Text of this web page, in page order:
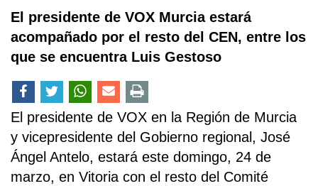
El presidente de VOX Murcia estará
acompañado por el resto del CEN, entre los
que se encuentra Luis Gestoso
El presidente de VOX en la Región de Murcia
y vicepresidente del Gobierno regional, José
Ángel Antelo, estará este domingo, 24 de
marzo, en Vitoria con el resto del Comité